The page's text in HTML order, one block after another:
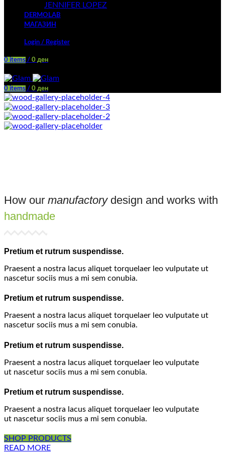
JENNIFER LOPEZ
DERMOLAB
МАГАЗИН
Login / Register
0 items / 0 ден
0 items / 0 ден
How our manufactorydesign and works with
handmade
Pretium et rutrum suspendisse.
Praesent a nostra lacus aliquet torquelaer leo vulputate ut
nascetur sociis mus a mi sem conubia.
Pretium et rutrum suspendisse.
Praesent a nostra lacus aliquet torquelaer leo vulputate ut
nascetur sociis mus a mi sem conubia.
Pretium et rutrum suspendisse.
Praesent a nostra lacus aliquet torquelaer leo vulputate
ut nascetur sociis mus a mi sem conubia.
Pretium et rutrum suspendisse.
Praesent a nostra lacus aliquet torquelaer leo vulputate
ut nascetur sociis mus a mi sem conubia.
SHOP PRODUCTS
READ MORE